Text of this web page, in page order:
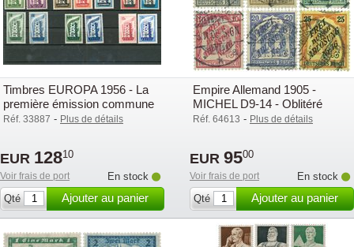
Timbres EUROPA 1956 - La
première émission commune
en Europe - 13 timbres
Réf. 33887 - Plus de détails
EUR 12810
Voir frais de port
En stock
Qté
Ajouter au panier
Empire Allemand 1905 -
MICHEL D9-14 - Oblitéré
Réf. 64613 - Plus de détails
EUR 9500
Voir frais de port
En stock
Qté
Ajouter au panier